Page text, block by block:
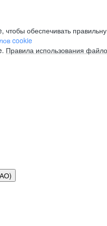
обеспечивать
cookie
Правила использования